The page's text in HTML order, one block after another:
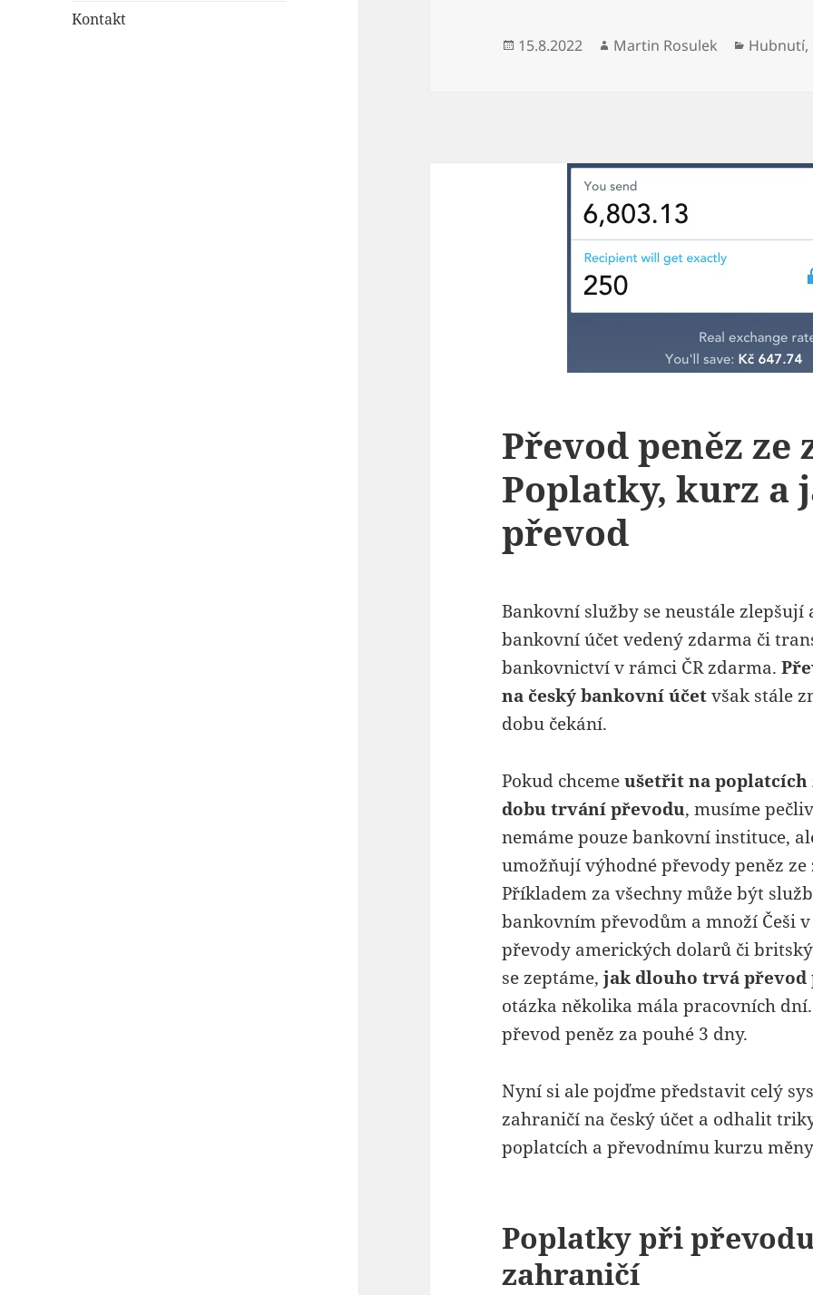
Kontakt
Publikováno:
15.8.2022 Autor:
Martin Rosulek Rubriky:
Hubnutí,
Převod peněz ze
Poplatky, kurz a
převod
Bankovní služby se neustále zlepšují
bankovní účet vedený zdarma či
bankovnictví v rámci ČR zdarma.
na český bankovní účetvšak stále
dobu čekání.
Pokud chcemeušetřit na poplatcích
dobu trvání převodu, musíme
nemáme pouze bankovní instituce,
umožňují výhodné převody peněz
Příkladem za všechny může být
bankovním převodům a množí Češi
převody amerických dolarů či
se zeptáme,jak dlouho trvá převod
otázka několika mála pracovních
převod peněz za pouhé 3 dny.
Nyní si ale pojďme představit celý
zahraničí na český účet a odhalit
poplatcích a převodnímu kurzu
Poplatky při
zahraničí